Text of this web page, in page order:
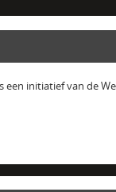
een initiatief van de